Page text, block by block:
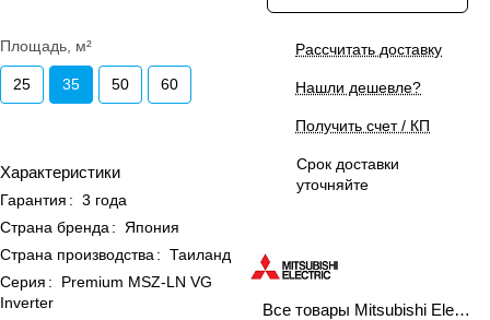
Площадь, м²
25 35 50 60
Характеристики
Гарантия : 3 года
Страна бренда :
Япония
Страна производства : Таиланд
Серия :
Premium MSZ-LN VG
Inverter
Рассчитать доставку
Нашли дешевле?
Получить счет / КП
Срок доставки
уточняйте
Все товары Mitsubishi Electric